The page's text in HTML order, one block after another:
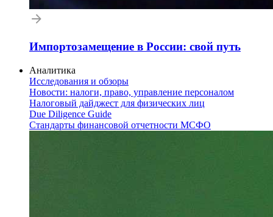
Импортозамещение в России: свой путь
Аналитика
Исследования и обзоры
Новости: налоги, право, управление персоналом
Налоговый дайджест для физических лиц
Due Diligence Guide
Стандарты финансовой отчетности МСФО